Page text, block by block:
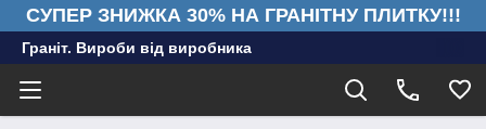
СУПЕР ЗНИЖКА 30% НА ГРАНІТНУ ПЛИТКУ!!!
Граніт. Вироби від виробника